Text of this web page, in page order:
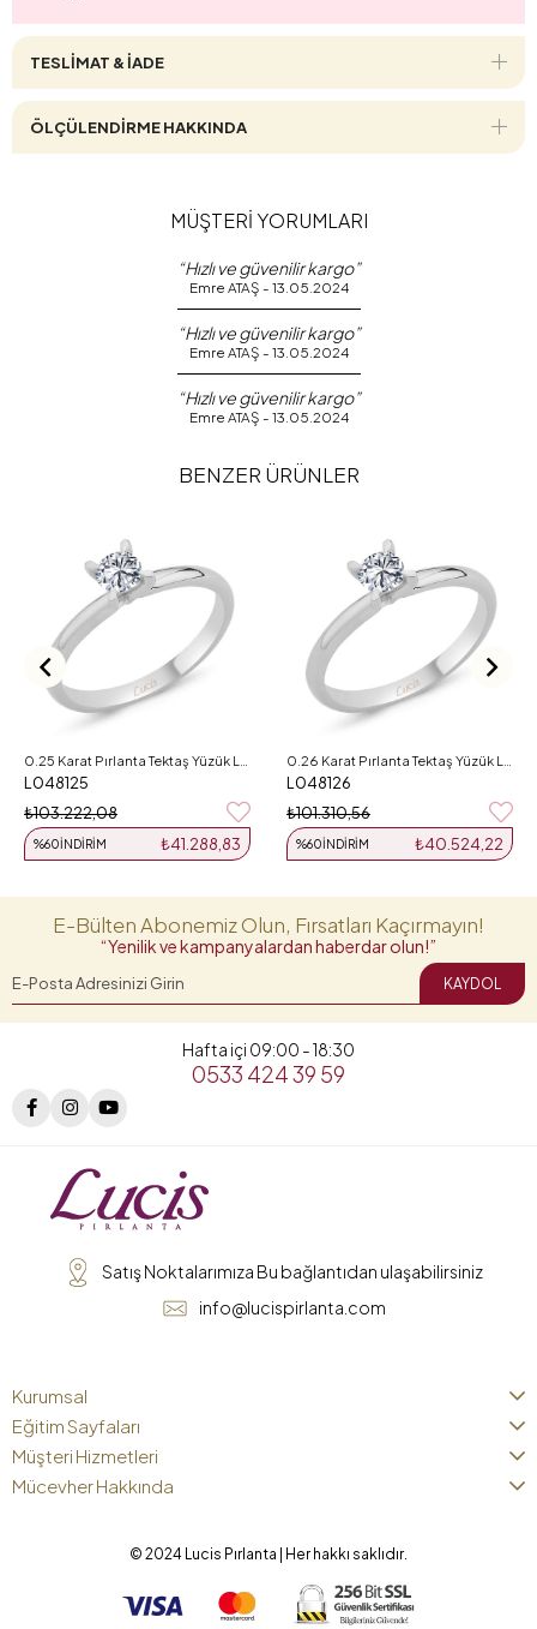
TESLİMAT & İADE
ÖLÇÜLENDİRME HAKKINDA
MÜŞTERİ YORUMLARI
“Hızlı ve güvenilir kargo”
Emre ATAŞ - 13.05.2024
“Hızlı ve güvenilir kargo”
Emre ATAŞ - 13.05.2024
“Hızlı ve güvenilir kargo”
Emre ATAŞ - 13.05.2024
BENZER ÜRÜNLER
L048125
₺41.288,83
%60İNDIRIM
₺103.222,08
L048126
₺40.524,22
%60İNDIRIM
₺101.310,56
E-Bülten Abonemiz Olun, Fırsatları Kaçırmayın!
“Yenilik ve kampanyalardan haberdar olun!”
KAYDOL
Hafta içi 09:00 - 18:30
0533 424 39 59
Satış Noktalarımıza Bu bağlantıdan ulaşabilirsiniz
info@lucispirlanta.com
Kurumsal
Eğitim Sayfaları
Müşteri Hizmetleri
Mücevher Hakkında
© 2024 Lucis Pırlanta | Her hakkı saklıdır.